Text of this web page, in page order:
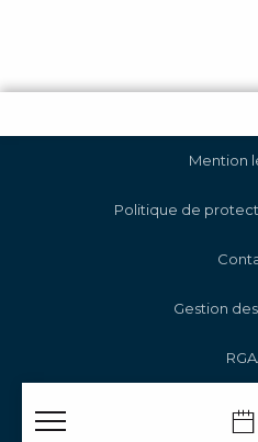
Mention
Politique de
Gestion